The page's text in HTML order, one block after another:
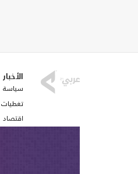
الأخبار
سياسة
تغطيات
اقتصاد